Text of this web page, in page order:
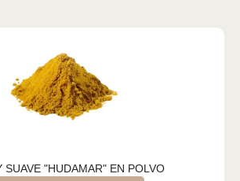
SUAVE "HUDAMAR" EN POLVO